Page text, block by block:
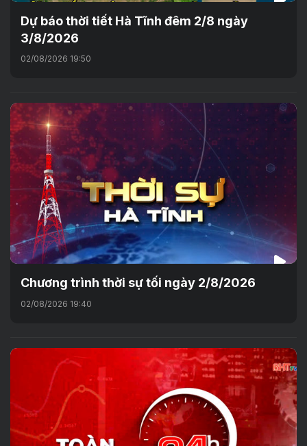
Dự báo thời tiết Hà Tĩnh đêm 2/8 ngày
3/8/2026
02/08/2026 19:50
Chương trình thời sự tối ngày 2/8/2026
02/08/2026 19:40